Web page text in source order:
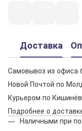
Доставка
Самовывоз из офиса
Новой Почтой по
Курьером по
Подробнее о
Наличными при